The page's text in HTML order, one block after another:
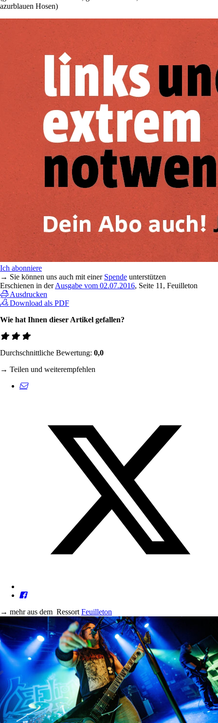
azurblauen Hosen)
Ich abonniere
→ Sie können uns auch mit einer Spende unterstützen
Erschienen in derAusgabe vom 02.07.2016, Seite 11, Feuilleton
Ausdrucken
Download als PDF
Wie hat Ihnen dieser Artikel gefallen?
Durchschnittliche Bewertung: 0,0
→ Teilen und weiterempfehlen
→ mehr aus dem Ressort Feuilleton